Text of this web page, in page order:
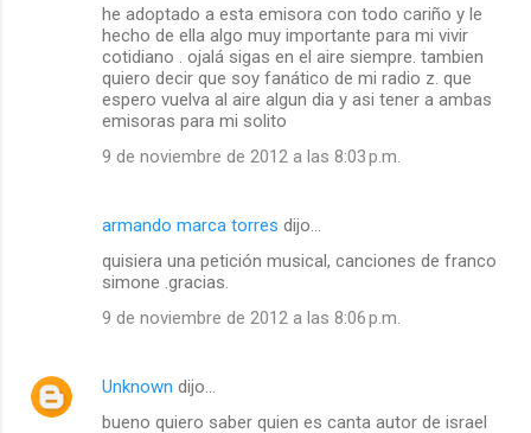
he adoptado a esta emisora con todo cariño y le
hecho de ella algo muy importante para mi vivir
cotidiano . ojalá sigas en el aire siempre. tambien
quiero decir que soy fanático de mi radio z. que
espero vuelva al aire algun dia y asi tener a ambas
emisoras para mi solito
9 de noviembre de 2012 a las 8:03 p.m.
armando marca torres dijo…
quisiera una petición musical, canciones de franco
simone .gracias.
9 de noviembre de 2012 a las 8:06 p.m.
Unknown dijo…
bueno quiero saber quien es canta autor de israel